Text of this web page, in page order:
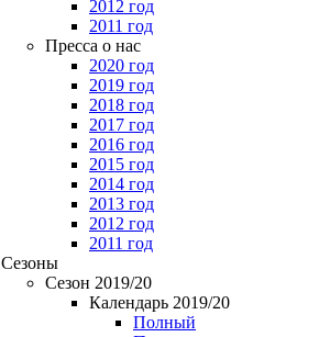
2012 год
2011 год
Пресса о нас
2020 год
2019 год
2018 год
2017 год
2016 год
2015 год
2014 год
2013 год
2012 год
2011 год
Сезоны
Сезон 2019/20
Календарь 2019/20
Полный